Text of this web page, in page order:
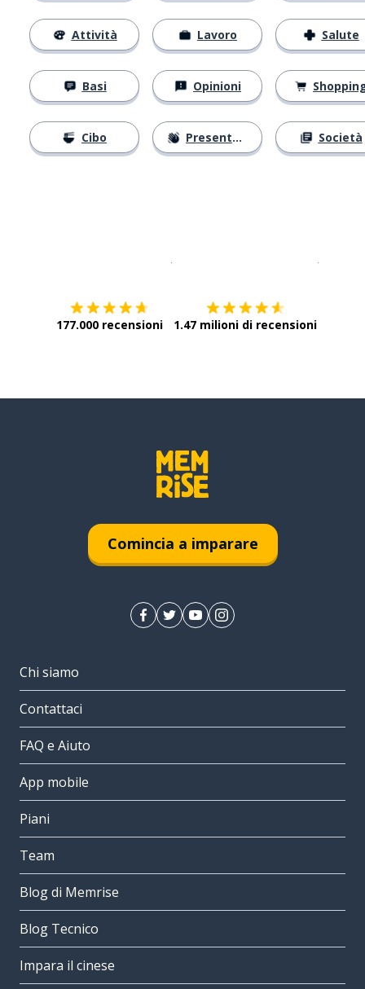
Attività
Basi
Cibo
Lavoro
Opinioni
Presentarsi
Salute
Società
177.000 recensioni 1.47 milioni di recensioni
Comincia a imparare
Chi siamo
Contattaci
FAQ e Aiuto
App mobile
Piani
Team
Blog di Memrise
Blog Tecnico
Impara il cinese